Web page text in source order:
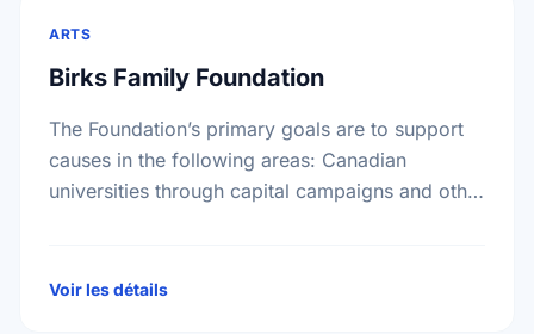
ARTS
Birks Family Foundation
The Foundation’s primary goals are to support
causes in the following areas: Canadian
universities through capital campaigns and other
Voir les détails